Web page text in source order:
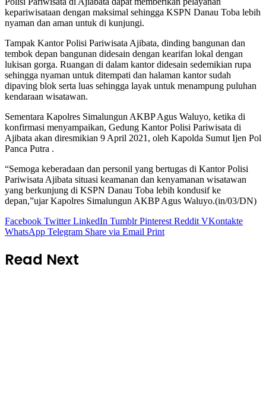
kepariwisataan dengan maksimal sehingga KSPN Danau Toba lebih
nyaman dan aman untuk di kunjungi.
Tampak Kantor Polisi Pariwisata Ajibata, dinding bangunan dan
tembok depan bangunan didesain dengan kearifan lokal dengan
lukisan gorga. Ruangan di dalam kantor didesain sedemikian rupa
sehingga nyaman untuk ditempati dan halaman kantor sudah
dipaving blok serta luas sehingga layak untuk menampung puluhan
kendaraan wisatawan.
Sementara Kapolres Simalungun AKBP Agus Waluyo, ketika di
konfirmasi menyampaikan, Gedung Kantor Polisi Pariwisata di
Ajibata akan diresmikian 9 April 2021, oleh Kapolda Sumut Ijen Pol
Panca Putra .
“Semoga keberadaan dan personil yang bertugas di Kantor Polisi
Pariwisata Ajibata situasi keamanan dan kenyamanan wisatawan
yang berkunjung di KSPN Danau Toba lebih kondusif ke
depan,”ujar Kapolres Simalungun AKBP Agus Waluyo.(in/03/DN)
Facebook Twitter LinkedIn Tumblr Pinterest Reddit VKontakte
WhatsApp Telegram Share via Email Print
Read Next